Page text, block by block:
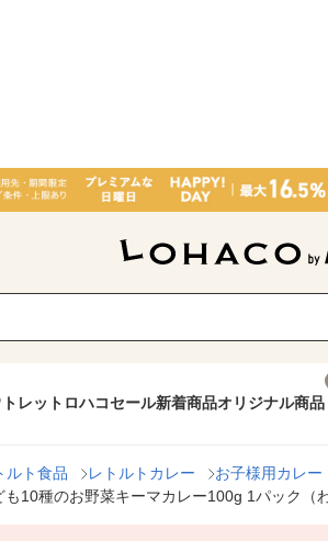
レット ロハコセール新着商品オリジナル商品
ルト食品 レトルトカレー
お子様用カレー
10種のお野菜キーマカレー100g 1パック（